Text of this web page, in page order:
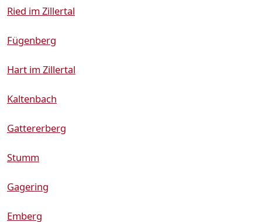
Ried im Zillertal
Fügenberg
Hart im Zillertal
Kaltenbach
Gattererberg
Stumm
Gagering
Emberg